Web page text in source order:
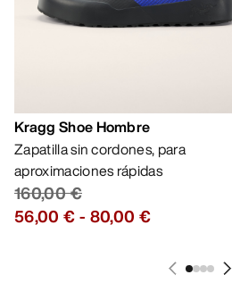
Kragg Shoe Hombre
Zapatilla sin cordones, para
aproximaciones rápidas
160,00 €
56,00 €- 80,00 €